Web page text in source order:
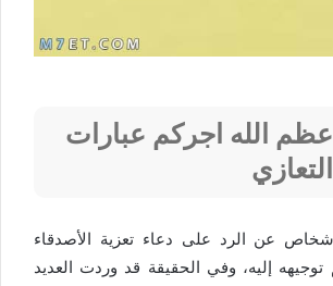
عظم الله اجركم عبارات
عن الرد على دعاء تعزية الأصدقاء
توجيهه إليه، وفي الحقيقة قد وردت العديد